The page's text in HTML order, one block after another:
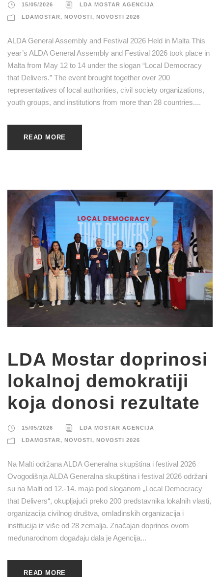
15/05/2026 LDA MOSTAR AGENCIJA
LDAMOSTAR, NOVOSTI, NOVOSTI 2026
ALDA General Assembly and Festival 2026 Held in Malta This
year’s ALDA General Assembly and Festival 2026 took place in
Malta from May 12 to 14 under the slogan “Local Democracy
that Delivers.” The event brought together over 200
representatives of local authorities, civil society organizations,
youth groups, and institutions from more than 28 countries....
READ MORE
LDA Mostar doprinosi
lokalnoj demokratiji
koja donosi rezultate
15/05/2026 LDA MOSTAR AGENCIJA
LDAMOSTAR, NOVOSTI, NOVOSTI 2026
Na Malti održana ALDA Generalna skupština i festival 2026
Ovogodišnja ALDA Generalna skupština i festival 2026 održani
su na Malti od 12.-14. maja pod sloganom „Local Democracy
that Delivers“, okupljajući preko 200 predstavnika lokalnih vlasti,
organizacija civilnog društva, omladinskih organizacija i
institucija iz više od 28 zemalja. Značajan doprinos ovom
međunarodnom događaju dala je Agencija...
READ MORE